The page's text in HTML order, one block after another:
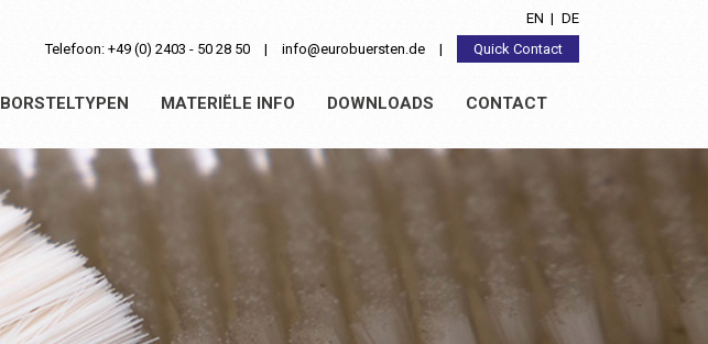
EN
DE
Telefoon: +49 (0) 2403 - 50 28 50
| info@eurobuersten.de | Quick Contact
BORSTELTYPEN MATERIËLE INFO DOWNLOADS CONTACT